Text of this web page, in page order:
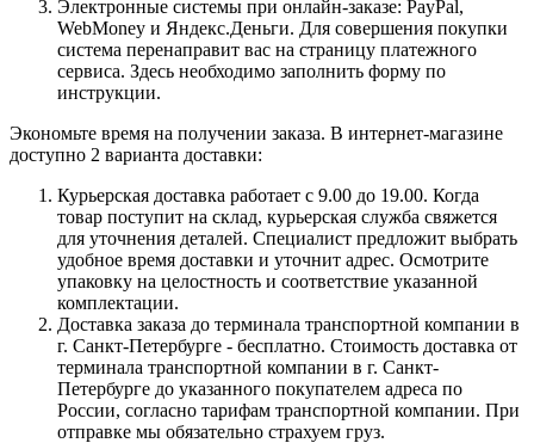
Электронные системы при онлайн-заказе: PayPal,
WebMoney и Яндекс.Деньги. Для совершения покупки
система перенаправит вас на страницу платежного
сервиса. Здесь необходимо заполнить форму по
инструкции.
Экономьте время на получении заказа. В интернет-магазине
доступно 2 варианта доставки:
Курьерская доставка работает с 9.00 до 19.00. Когда
товар поступит на склад, курьерская служба свяжется
для уточнения деталей. Специалист предложит выбрать
удобное время доставки и уточнит адрес. Осмотрите
упаковку на целостность и соответствие указанной
комплектации.
Доставка заказа до терминала транспортной компании в
г. Санкт-Петербурге - бесплатно. Стоимость доставка от
терминала транспортной компании в г. Санкт-
Петербурге до указанного покупателем адреса по
России, согласно тарифам транспортной компании. При
отправке мы обязательно страхуем груз.